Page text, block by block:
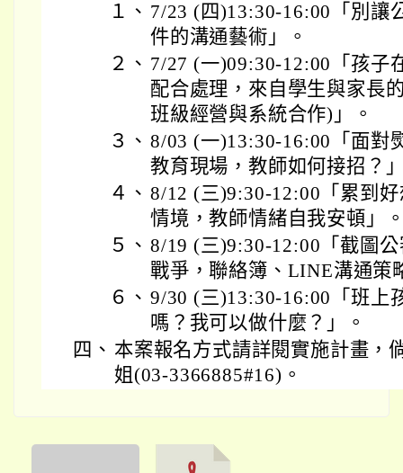
１、 7/23 (四)13:30-16:00「別讓
件的溝通藝術」。
２、 7/27 (一)09:30-12:00「孩子
配合處理，來自學生與家長
班級經營與系統合作)」。
３、 8/03 (一)13:30-16:00「面對
教育現場，教師如何接招？
４、 8/12 (三)9:30-12:00「累到
情境，教師情緒自我安頓」
５、 8/19 (三)9:30-12:00「截圖
戰爭，聯絡簿、LINE溝通策
６、 9/30 (三)13:30-16:00「班上
嗎？我可以做什麼？」。
四、 本案報名方式請詳閱實施計畫，
姐(03-3366885#16)。